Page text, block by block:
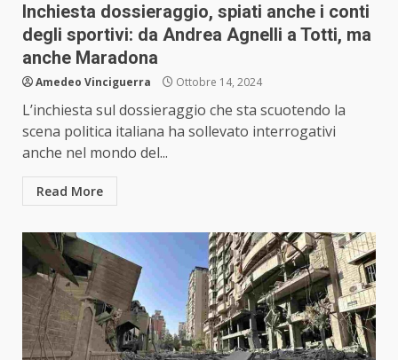
Inchiesta dossieraggio, spiati anche i conti
degli sportivi: da Andrea Agnelli a Totti, ma
anche Maradona
Amedeo Vinciguerra Ottobre 14, 2024
L’inchiesta sul dossieraggio che sta scuotendo la
scena politica italiana ha sollevato interrogativi
anche nel mondo del...
Read More